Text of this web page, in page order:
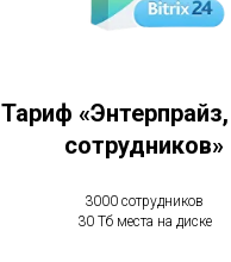
Тариф
сотрудников»
3000 сотрудников
30 Тб места на диске